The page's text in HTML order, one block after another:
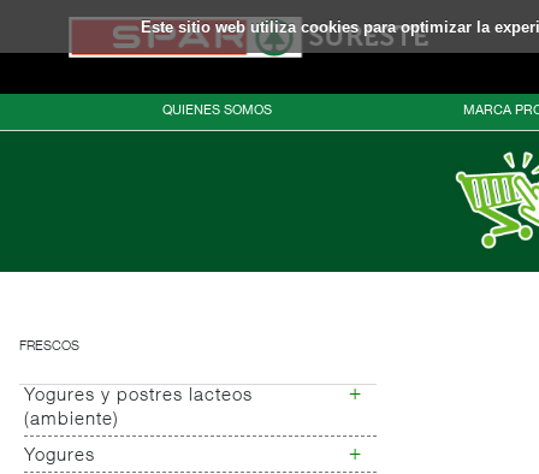
Este sitio web utiliza cookies para optimizar la
QUIENES SOMOS MARCA
FRESCOS
Yogures y postres lacteos
(ambiente)
+
Yogures (ambiente)
Yogures +